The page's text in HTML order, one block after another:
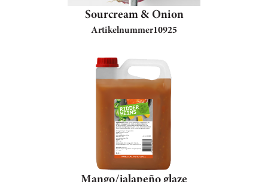
Sourcream & Onion
Artikelnummer10925